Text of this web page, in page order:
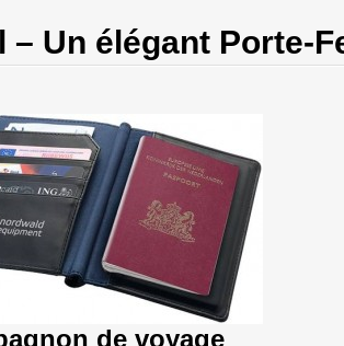
– Un élégant Porte-
de voyage